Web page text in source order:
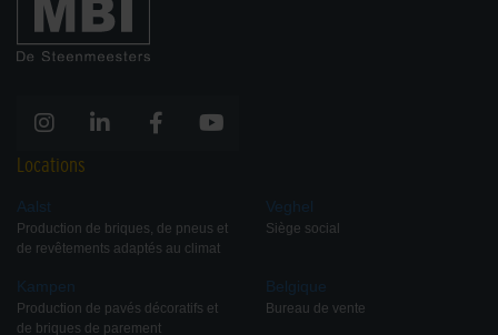
Locations
Aalst
Production de briques, de pneus et
de revêtements adaptés au climat
Kampen
Production de pavés décoratifs et
de briques de parement
Veghel
Siège social
Belgique
Bureau de vente